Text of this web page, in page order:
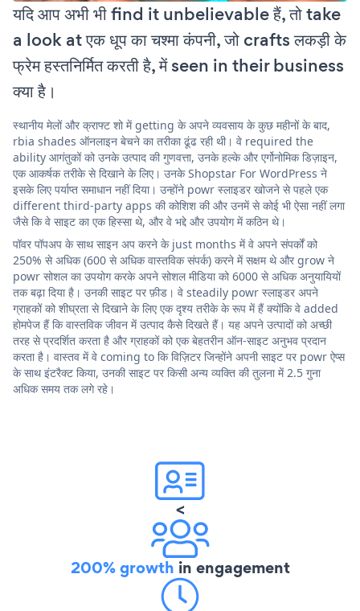
यदि आप अभी भी find it unbelievable हैं, तो take
a look at एक धूप का चश्मा कंपनी, जो crafts लकड़ी के
फ्रेम हस्तनिर्मित करती है, में seen in their business
क्या है।
स्थानीय मेलों और क्राफ्ट शो में getting के अपने व्यवसाय के कुछ महीनों के बाद,
rbia shades ऑनलाइन बेचने का तरीका ढूंढ रही थी। वे required the
ability आगंतुकों को उनके उत्पाद की गुणवत्ता, उनके हल्के और एर्गोनोमिक डिज़ाइन,
एक आकर्षक तरीके से दिखाने के लिए। उनके Shopstar For WordPress ने
इसके लिए पर्याप्त समाधान नहीं दिया। उन्होंने powr स्लाइडर खोजने से पहले एक
different third-party apps की कोशिश की और उनमें से कोई भी ऐसा नहीं लगा
जैसे कि वे साइट का एक हिस्सा थे, और वे भद्दे और उपयोग में कठिन थे।
पॉवर पॉपअप के साथ साइन अप करने के just months में वे अपने संपर्कों को
250% से अधिक (600 से अधिक वास्तविक संपर्क) करने में सक्षम थे और grow ने
powr सोशल का उपयोग करके अपने सोशल मीडिया को 6000 से अधिक अनुयायियों
तक बढ़ा दिया है। उनकी साइट पर फ़ीड। वे steadily powr स्लाइडर अपने
ग्राहकों को शीघ्रता से दिखाने के लिए एक दृश्य तरीके के रूप में हैं क्योंकि वे added
होमपेज हैं कि वास्तविक जीवन में उत्पाद कैसे दिखते हैं। यह अपने उत्पादों को अच्छी
तरह से प्रदर्शित करता है और ग्राहकों को एक बेहतरीन ऑन-साइट अनुभव प्रदान
करता है। वास्तव में वे coming to कि विज़िटर जिन्होंने अपनी साइट पर powr ऐप्स
के साथ इंटरैक्ट किया, उनकी साइट पर किसी अन्य व्यक्ति की तुलना में 2.5 गुना
अधिक समय तक लगे रहे।
<
200% growth in engagement